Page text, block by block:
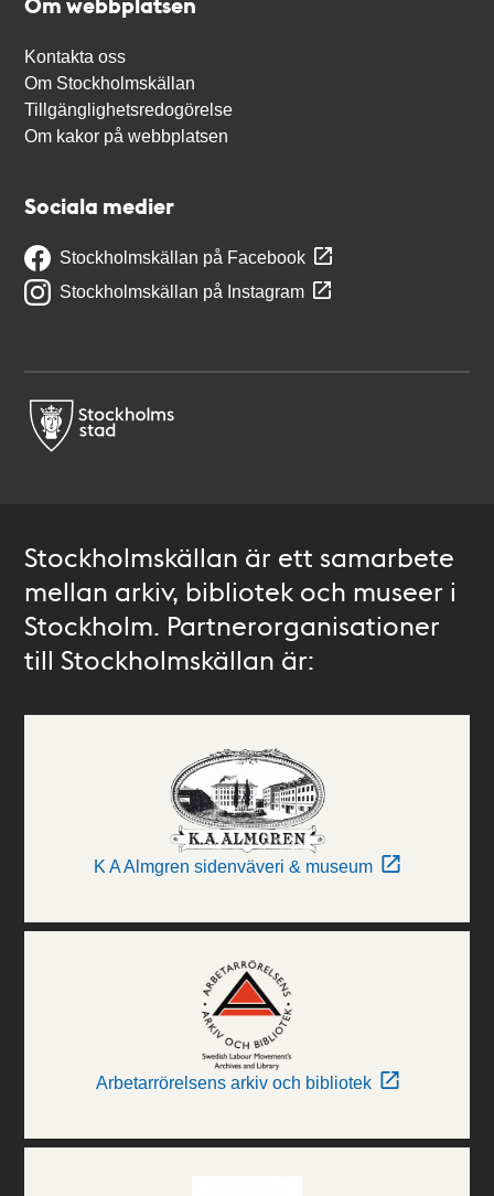
Kontakta oss
Om Stockholmskällan
Tillgänglighetsredogörelse
Om kakor på webbplatsen
Sociala medier
Stockholmskällan på Facebook
Stockholmskällan på Instagram
Stockholmskällan är ett samarbete
mellan arkiv, bibliotek och museer i
Stockholm. Partnerorganisationer
till Stockholmskällan är:
K A Almgren sidenväveri & museum
Arbetarrörelsens arkiv och bibliotek